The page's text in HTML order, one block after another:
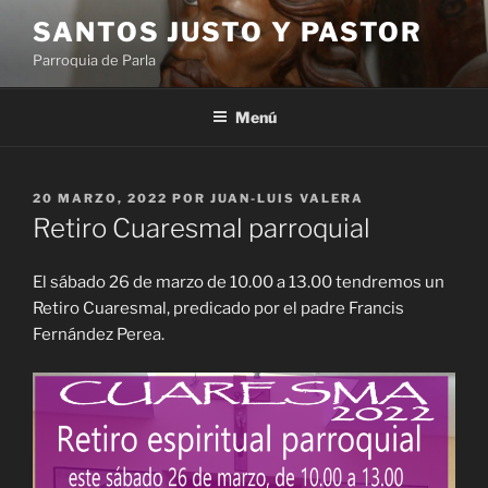
contenido
SANTOS JUSTO Y PASTOR
Parroquia de Parla
Menú
PUBLICADO
EL
20 MARZO, 2022 POR JUAN-LUIS VALERA
Retiro Cuaresmal parroquial
El sábado 26 de marzo de 10.00 a 13.00 tendremos un
Retiro Cuaresmal, predicado por el padre Francis
Fernández Perea.